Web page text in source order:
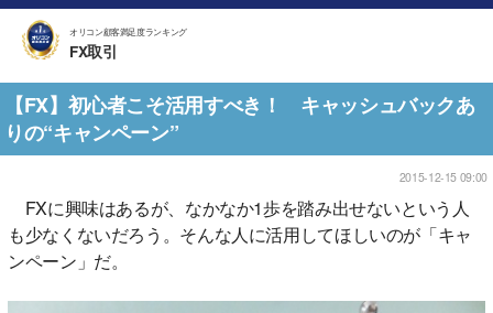
オリコン顧客満足度ランキング
FX取引
【FX】初心者こそ活用すべき！ キャッシュバックあ
りの“キャンペーン”
2015-12-15 09:00
FXに興味はあるが、なかなか1歩を踏み出せないという人
も少なくないだろう。そんな人に活用してほしいのが「キャ
ンペーン」だ。